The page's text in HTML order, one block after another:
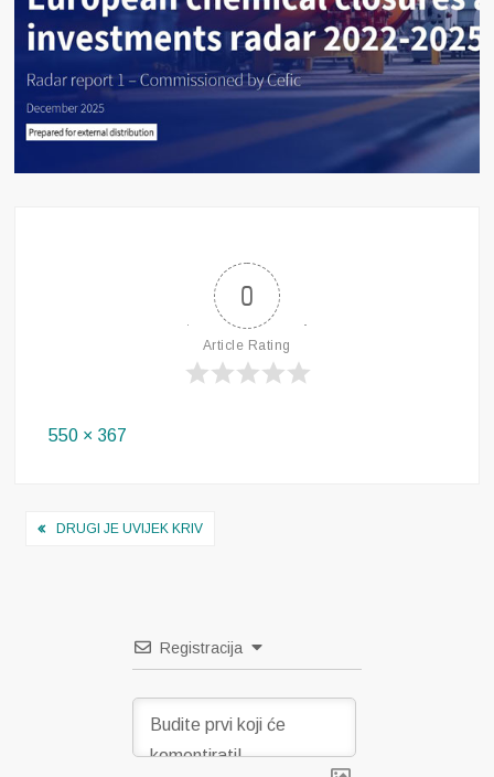
0
Article Rating
Full
550 × 367
Navigacija
DRUGI JE UVIJEK KRIV
Registracija